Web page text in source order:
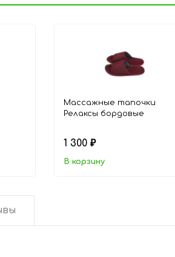
Массажные тапочки
Релаксы бордовые
1 300 ₽
В корзину